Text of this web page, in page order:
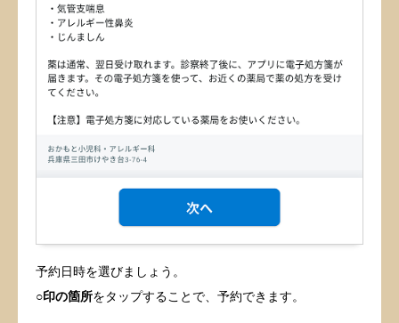
予約日時を選びましょう。
○印の箇所をタップすることで、予約できます。